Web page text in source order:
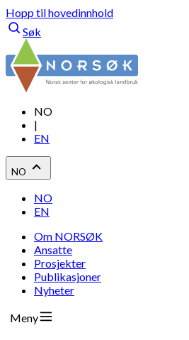
Hopp til hovedinnhold
Søk
NO
|
EN
NO
NO
EN
Om NORSØK
Ansatte
Prosjekter
Publikasjoner
Nyheter
Meny